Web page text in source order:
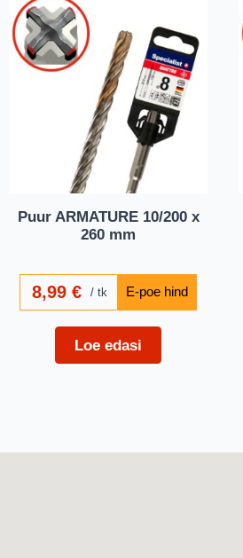
Puur ARMATURE 10/200 x
260 mm
8,99€ tk
Loe edasi